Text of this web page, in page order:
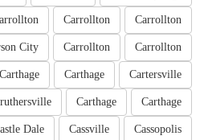
Carrollton
Carrollton
Carrollton
Carrollton
City
Cartersville
Carthage
Carthage
Carthage
Carthage
Cassopolis
Cassville
Dale